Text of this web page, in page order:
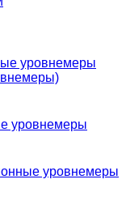
уровнемеры
уровнемеры
уровнемеры